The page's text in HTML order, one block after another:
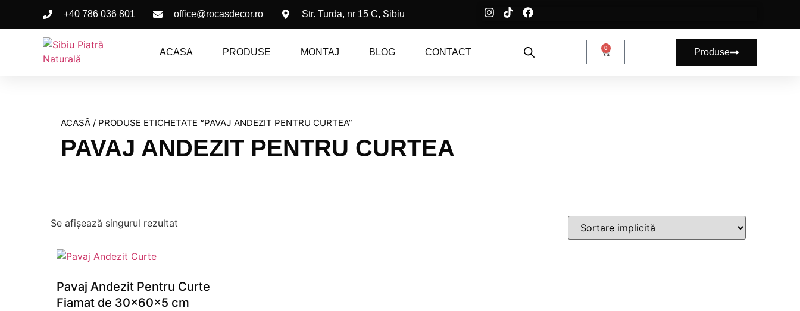
+40 786 036 801 office@rocasdecor.ro Str. Turda, nr 15 C, Sibiu
ACASA PRODUSE MONTAJ BLOG CONTACT 0 Produse
ACASĂ / PRODUSE ETICHETATE “PAVAJ ANDEZIT PENTRU CURTEA”
PAVAJ ANDEZIT PENTRU CURTEA
Se afișează singurul rezultat
Pavaj Andezit Pentru Curte
Fiamat de 30x60x5 cm